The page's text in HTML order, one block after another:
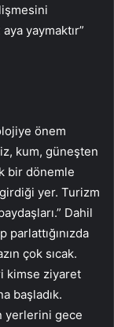
yaymaktır”
önem
kum, güneşten
bir dönemle
yer. Turizm
Dahil
çok sıcak.
kimse ziyaret
başladık.
yerlerini gece